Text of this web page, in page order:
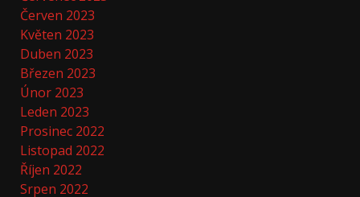
Červen 2023
Květen 2023
Duben 2023
Březen 2023
Únor 2023
Leden 2023
Prosinec 2022
Listopad 2022
Říjen 2022
Srpen 2022